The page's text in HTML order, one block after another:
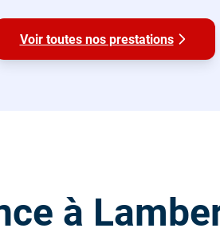
Voir toutes nos prestations
à